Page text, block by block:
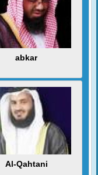
abkar
Al-Qahtani